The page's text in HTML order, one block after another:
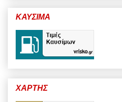
ΚΑΥΣΙΜΑ
ΧΑΡΤΗΣ